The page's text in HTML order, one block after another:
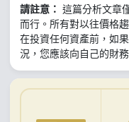
請註意： 這篇分析文章
而行。所有對以往價格
在投資任何資產前，如
況，您應該向自己的財